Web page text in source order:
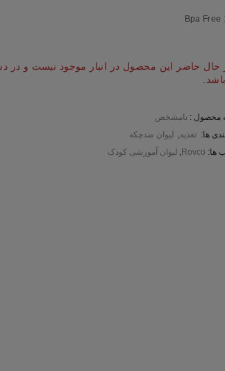
حال حاضر این محصول در انبار موجود نیست و در
محصول : نامشخص
ها: تغذیه
لیوان ضدچکه
ها: Rovco لیوان آموزشی کودک